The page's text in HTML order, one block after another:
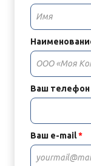
Ваш телефон
Ваш e-mail*